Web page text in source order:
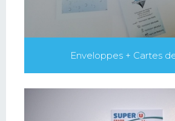
Enveloppes + Cartes